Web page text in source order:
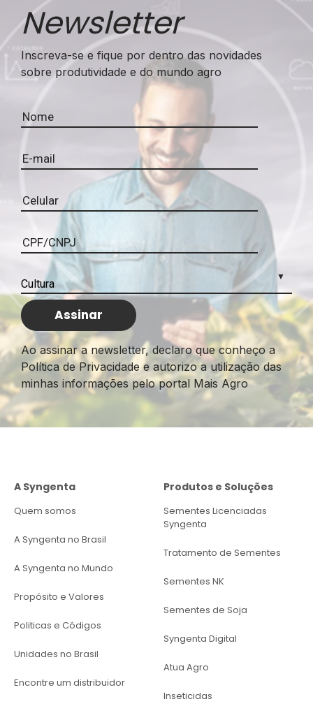
Newsletter
Inscreva-se e fique por dentro das novidades
sobre produtividade e do mundo agro
Ao assinar a newsletter, declaro que conheço a
Política de Privacidade e autorizo a utilização das
minhas informações pelo portal Mais Agro
A Syngenta
Quem somos
A Syngenta no Brasil
A Syngenta no Mundo
Propósito e Valores
Politicas e Códigos
Unidades no Brasil
Encontre um distribuidor
Produtos e Soluções
Sementes Licenciadas
Syngenta
Tratamento de Sementes
Sementes NK
Sementes de Soja
Syngenta Digital
Atua Agro
Inseticidas